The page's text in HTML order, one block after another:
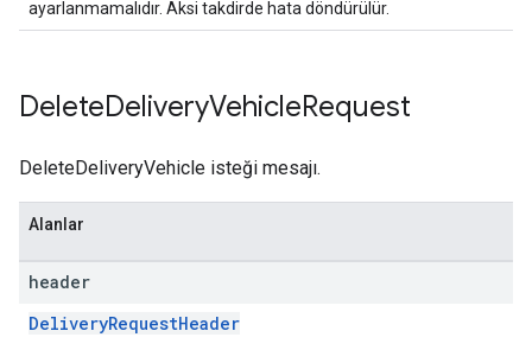
ayarlanmamalıdır. Aksi takdirde hata döndürülür.
DeleteDeliveryVehicleRequest
DeleteDeliveryVehicle isteği mesajı.
Alanlar
header
DeliveryRequestHeader